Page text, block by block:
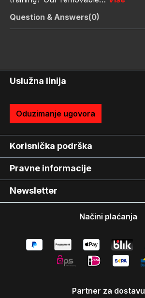
Question & Answers(0)
Uslužna linija
Oduzimanje ugovora
Korisnička podrška
Pravne informacije
Newsletter
Načini plaćanja
Partner za dostavu